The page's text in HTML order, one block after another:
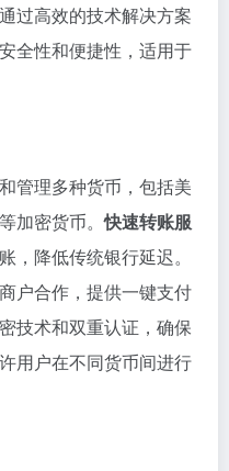
过高效的技术解决方案
全性和便捷性，适用于
管理多种货币，包括美
加密货币。快速转账服
，降低传统银行延迟。
户合作，提供一键支付
技术和双重认证，确保
许用户在不同货币间进行